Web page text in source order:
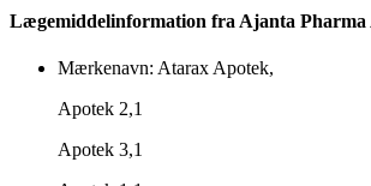
Lægemiddelinformation fra Ajanta Pharma
Mærkenavn: Atarax Apotek,
Apotek 2,1
Apotek 3,1